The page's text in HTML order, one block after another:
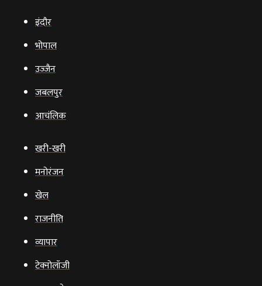
इंदौर
भोपाल
उज्‍जैन
जबलपुर
आचंलिक
खरी-खरी
मनोरंजन
खेल
राजनीति
व्‍यापार
टेक्‍नोलॉजी